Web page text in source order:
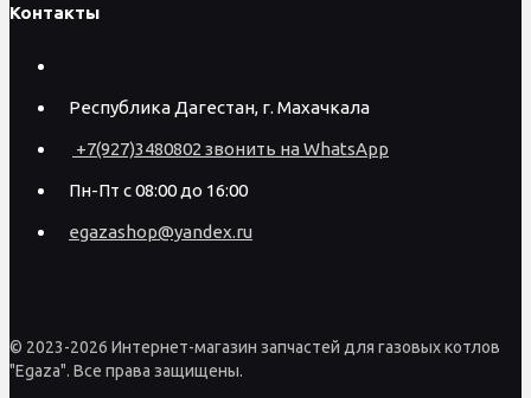
Контакты
Республика Дагестан, г. Махачкала
+7(927)3480802 звонить на WhatsApp
Пн-Пт с 08:00 до 16:00
egazashop@yandex.ru
© 2023-2026 Интернет-магазин запчастей для газовых котлов
"Egaza". Все права защищены.